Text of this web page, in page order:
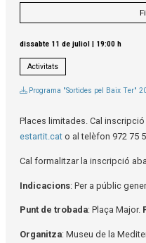
dissabte 11 de juliol | 19:00 h
Activitats
Programa "Sortides pel Baix Ter"
Places limitades. Cal inscripció
estartit.cat o al telèfon 972 75
Cal formalitzar la inscripció
Indicacions: Per a públic
Punt de trobada: Plaça Major.
Organitza: Museu de la